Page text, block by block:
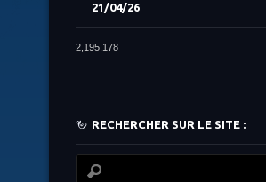
21/04/26
2,195,178
RECHERCHER SUR LE SITE :